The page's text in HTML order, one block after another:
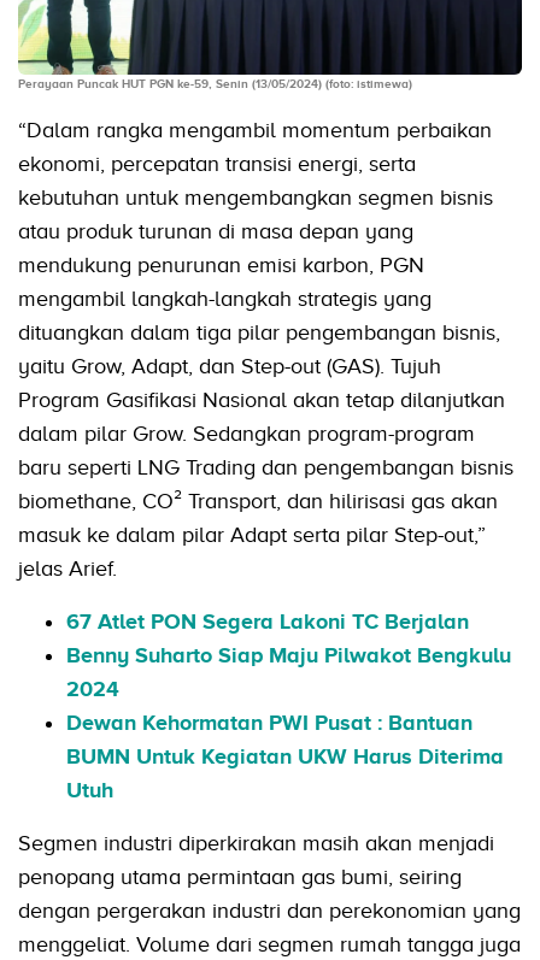
Perayaan Puncak HUT PGN ke-59, Senin (13/05/2024) (foto: istimewa)
“Dalam rangka mengambil momentum perbaikan
ekonomi, percepatan transisi energi, serta
kebutuhan untuk mengembangkan segmen bisnis
atau produk turunan di masa depan yang
mendukung penurunan emisi karbon, PGN
mengambil langkah-langkah strategis yang
dituangkan dalam tiga pilar pengembangan bisnis,
yaitu Grow, Adapt, dan Step-out (GAS). Tujuh
Program Gasifikasi Nasional akan tetap dilanjutkan
dalam pilar Grow. Sedangkan program-program
baru seperti LNG Trading dan pengembangan bisnis
biomethane, CO² Transport, dan hilirisasi gas akan
masuk ke dalam pilar Adapt serta pilar Step-out,”
jelas Arief.
67 Atlet PON Segera Lakoni TC Berjalan
Benny Suharto Siap Maju Pilwakot Bengkulu
2024
Dewan Kehormatan PWI Pusat : Bantuan
BUMN Untuk Kegiatan UKW Harus Diterima
Utuh
Segmen industri diperkirakan masih akan menjadi
penopang utama permintaan gas bumi, seiring
dengan pergerakan industri dan perekonomian yang
menggeliat. Volume dari segmen rumah tangga juga